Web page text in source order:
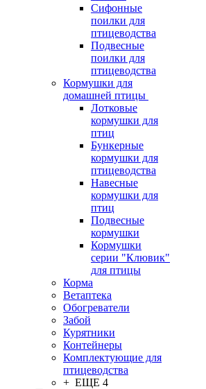
Сифонные
поилки для
птицеводства
Подвесные
поилки для
птицеводства
Кормушки для
домашней птицы
Лотковые
кормушки для
птиц
Бункерные
кормушки для
птицеводства
Навесные
кормушки для
птиц
Подвесные
кормушки
Кормушки
серии "Клювик"
для птицы
Корма
Ветаптека
Обогреватели
Забой
Курятники
Контейнеры
Комплектующие для
птицеводства
+ ЕЩЕ 4